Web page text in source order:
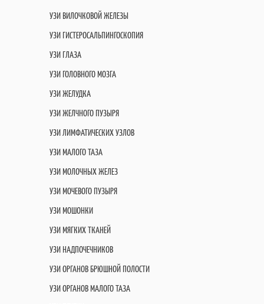
УЗИ ВИЛОЧКОВОЙ ЖЕЛЕЗЫ
УЗИ ГИСТЕРОСАЛЬПИНГОСКОПИЯ
УЗИ ГЛАЗА
УЗИ ГОЛОВНОГО МОЗГА
УЗИ ЖЕЛУДКА
УЗИ ЖЕЛЧНОГО ПУЗЫРЯ
УЗИ ЛИМФАТИЧЕСКИХ УЗЛОВ
УЗИ МАЛОГО ТАЗА
УЗИ МОЛОЧНЫХ ЖЕЛЕЗ
УЗИ МОЧЕВОГО ПУЗЫРЯ
УЗИ МОШОНКИ
УЗИ МЯГКИХ ТКАНЕЙ
УЗИ НАДПОЧЕЧНИКОВ
УЗИ ОРГАНОВ БРЮШНОЙ ПОЛОСТИ
УЗИ ОРГАНОВ МАЛОГО ТАЗА